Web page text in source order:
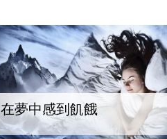
在夢中感到飢餓